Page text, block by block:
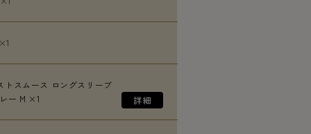
トスムース ロングスリーブ
ー M ×1